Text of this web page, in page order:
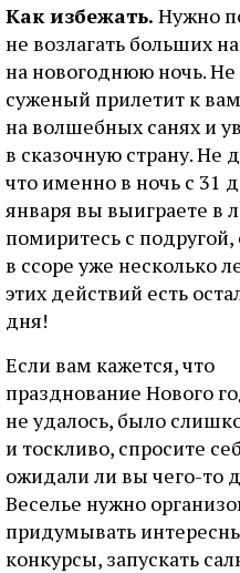
Как избежать. Нужно
не возлагать больших
на новогоднюю ночь.
суженый прилетит к вам
на волшебных санях и
в сказочную страну. Не
что именно в ночь с 31
января вы выиграете в
помиритесь с подругой,
в ссоре уже несколько
этих действий есть
дня!
Если вам кажется, что
празднование Нового
не удалось, было
и тоскливо, спросите
ожидали ли вы чего-то
Веселье нужно
придумывать
конкурсы, запускать